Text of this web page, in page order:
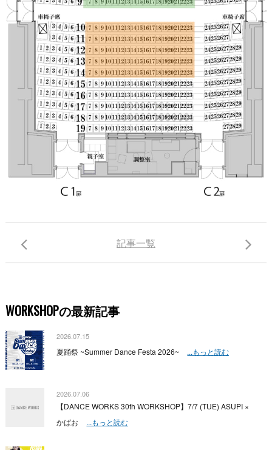
記事一覧
WORKSHOPの最新記事
2026.07.15
夏踊祭 ~Summer Dance Festa 2026~ ...もっと読む
2026.07.06
【DANCE WORKS 30th WORKSHOP】7/7 (TUE) ASUPI ×
かばお
...もっと読む